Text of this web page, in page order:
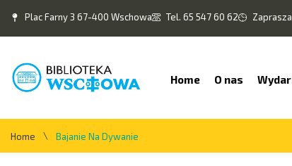
Plac Farny 3 67-400 Wschowa Tel. 65 547 60 62
Home O nas
Home \ Bajanie Na Dywanie